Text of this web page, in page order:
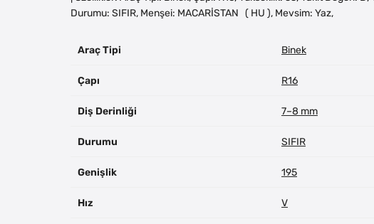
Durumu: SIFIR, Menşei: MACARİSTAN ( HU ), Mevsim: Yaz,
Araç Tipi Binek
Çapı R16
Diş Derinliği 7–8 mm
Durumu SIFIR
Genişlik 195
Hız V